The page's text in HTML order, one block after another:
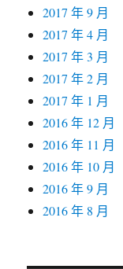
2017 年 9 月
2017 年 4 月
2017 年 3 月
2017 年 2 月
2017 年 1 月
2016 年 12 月
2016 年 11 月
2016 年 10 月
2016 年 9 月
2016 年 8 月